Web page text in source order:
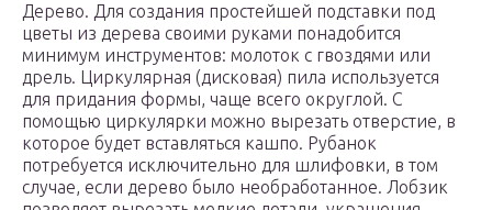
Дерево. Для создания простейшей подставки под
цветы из дерева своими руками понадобится
минимум инструментов: молоток с гвоздями или
дрель. Циркулярная (дисковая) пила используется
для придания формы, чаще всего округлой. С
помощью циркулярки можно вырезать отверстие, в
которое будет вставляться кашпо. Рубанок
потребуется исключительно для шлифовки, в том
случае, если дерево было необработанное. Лобзик